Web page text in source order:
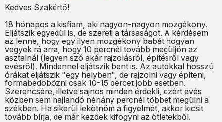
Kedves Szakértő!
18 hónapos a kisfiam, aki nagyon-nagyon mozgékony.
Eljátszik egyedül is, de szereti a társaságot. A kérdésem
az lenne, hogy egy ilyen mozgékony babát hogyan
vegyek rá arra, hogy 10 percnél tovább megüljön az
asztalnál (legyen szó akár rajzolásról, építésről vagy
evésről). Mindennel eljátszik bent is. Az autókkal hosszú
órákat eljátszik "egy helyben", de rajzolni vagy építeni,
formabedobózni csak 10-15 percet jobb esetben.
Szerencsére, illetve sajnos minden érdekli, ezért evés
közben sem hajlandó néhány percnél többet megülni a
székben. Ha sikerül lekötnöm a figyelmét, akkor kicsit
tovább bírja, de már kezdek kifogyni az ötletekből.